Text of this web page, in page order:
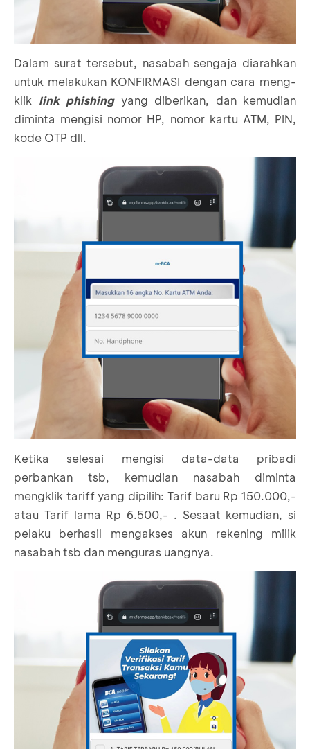
Dalam surat tersebut, nasabah sengaja diarahkan
untuk melakukan KONFIRMASI dengan cara meng-
klik link phishingyang diberikan, dan kemudian
diminta mengisi nomor HP, nomor kartu ATM, PIN,
kode OTP dll.
Ketika selesai mengisi data-data pribadi
perbankan tsb, kemudian nasabah diminta
mengklik tariff yang dipilih: Tarif baru Rp 150.000,-
atau Tarif lama Rp 6.500,- . Sesaat kemudian, si
pelaku berhasil mengakses akun rekening milik
nasabah tsb dan menguras uangnya.